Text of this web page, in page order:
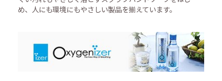
め、人にも環境にもやさしい製品を揃えています。